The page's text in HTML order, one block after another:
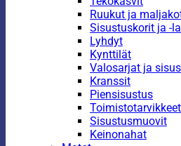
Ruukut ja
Sisustuskorit ja -
Lyhdyt
Kynttilät
Valosarjat ja
Kranssit
Piensisustus
Toimistotarvikkeet
Sisustusmuovit
Keinonahat